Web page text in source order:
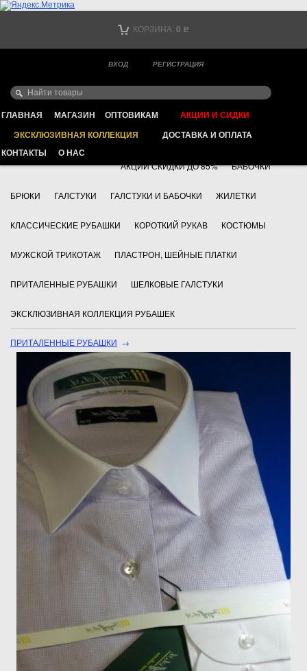
КОРЗИНА: 0 Р
ВХОД РЕГИСТРАЦИЯ
ГЛАВНАЯ МАГАЗИН ОПТОВИКАМ
АКЦИИ И СИДКИ
ЭКСКЛЮЗИВНАЯ КОЛЛЕКЦИЯ
ДОСТАВКА И ОПЛАТА
КОНТАКТЫ
О НАС
Ваш город -
ИНТЕРНЕТ МАГАЗИН КЛАССИЧЕСКОЙ МУЖСКОЙ ОДЕЖДЫ
+7 495 783 69 17 АКСЕССУАРЫ
АКЦИИ СКИДКИ ДО 85% БАБОЧКИ
БРЮКИ ГАЛСТУКИ ГАЛСТУКИ И БАБОЧКИ ЖИЛЕТКИ
КЛАССИЧЕСКИЕ РУБАШКИ КОРОТКИЙ РУКАВ КОСТЮМЫ
МУЖСКОЙ ТРИКОТАЖ ПЛАСТРОН, ШЕЙНЫЕ ПЛАТКИ
ПРИТАЛЕННЫЕ РУБАШКИ ШЕЛКОВЫЕ ГАЛСТУКИ
ЭКСКЛЮЗИВНАЯ КОЛЛЕКЦИЯ РУБАШЕК
ПРИТАЛЕННЫЕ РУБАШКИ →